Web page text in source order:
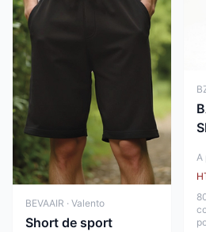
BEVAAIR · Valento
Short de sport
A